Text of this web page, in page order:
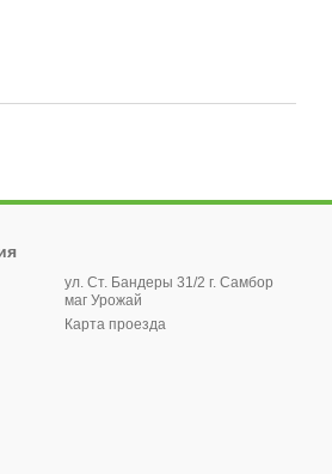
ул. Ст. Бандеры 31/2 г. Самбор
маг Урожай
Карта проезда